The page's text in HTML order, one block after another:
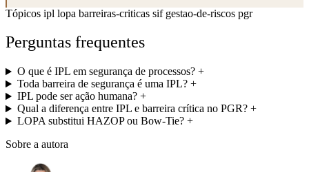
Tópicos ipl lopa barreiras-criticas sif gestao-de-riscos pgr
Perguntas frequentes
O que é IPL em segurança de processos?+
Toda barreira de segurança é uma IPL?+
IPL pode ser ação humana?+
Qual a diferença entre IPL e barreira crítica no PGR?+
LOPA substitui HAZOP ou Bow-Tie?+
Sobre a autora